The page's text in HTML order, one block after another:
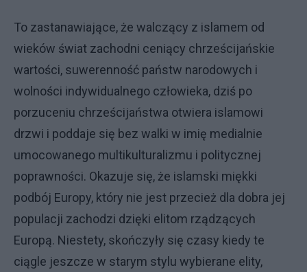
To zastanawiające, że walczący z islamem od
wieków świat zachodni ceniący chrześcijańskie
wartości, suwerenność państw narodowych i
wolności indywidualnego człowieka, dziś po
porzuceniu chrześcijaństwa otwiera islamowi
drzwi i poddaje się bez walki w imię medialnie
umocowanego multikulturalizmu i politycznej
poprawności. Okazuje się, że islamski miękki
podbój Europy, który nie jest przecież dla dobra jej
populacji zachodzi dzięki elitom rządzących
Europą. Niestety, skończyły się czasy kiedy te
ciągle jeszcze w starym stylu wybierane elity,